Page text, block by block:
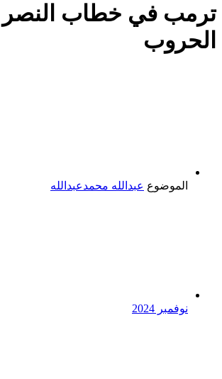
ترمب في خطاب
الحروب
الموضوع عبدالله محمدعبدالله
نوفمبر 2024